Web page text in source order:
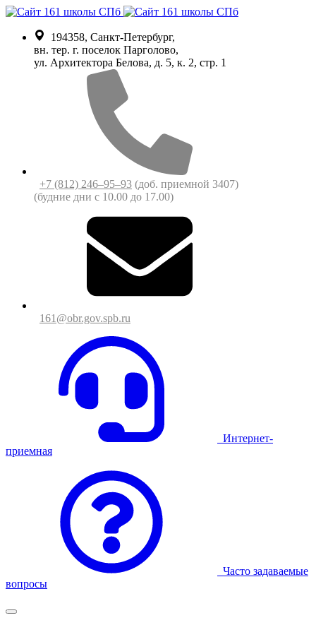
194358, Санкт-Петербург,
вн. тер. г. поселок Парголово,
ул. Архитектора Белова, д. 5, к. 2, cтр. 1
+7 (812) 246‒95‒93 (доб. приемной 3407)
(будние дни c 10.00 до 17.00)
161@obr.gov.spb.ru
Интернет-
приемная
Часто задаваемые
вопросы